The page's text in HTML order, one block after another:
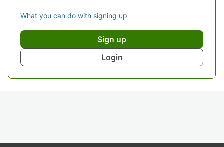
What you can do with signing up
Sign up
Login